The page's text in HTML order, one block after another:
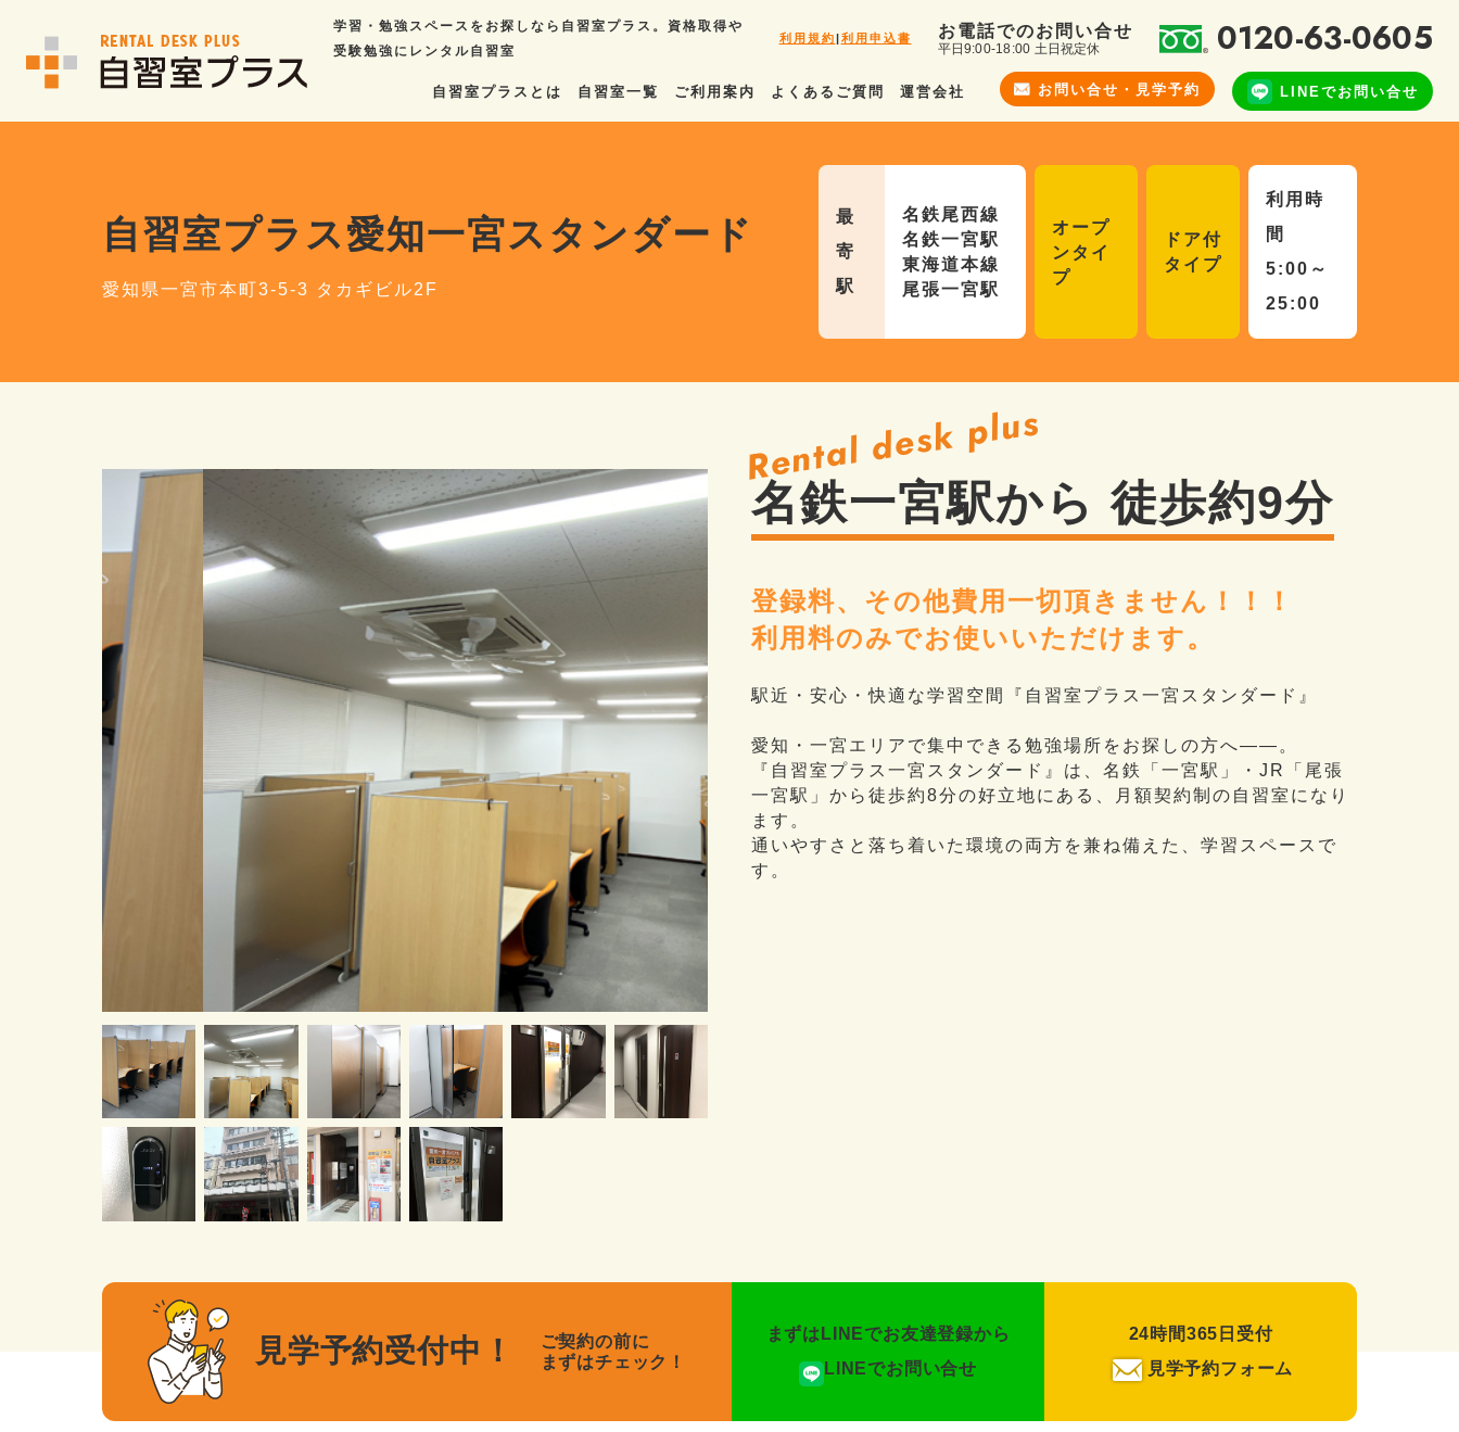
学習・勉強スペースをお探しなら自習室プラス。資格取得や
受験勉強にレンタル自習室
利用規約|利用申込書 お電話でのお問い合せ
平日9:00-18:00 土日祝定休 0120-63-0605
自習室プラスとは 自習室一覧 ご利用案内 よくあるご質問 運営会社 お問い合せ・ 見学予約 LINEでお問い合せ
自習室プラス愛知一宮スタンダード
愛知県一宮市本町3-5-3 タカギビル2F
最
寄
駅
名鉄尾西線
名鉄一宮駅
東海道本線
尾張一宮駅
オープ
ンタイ
プ
ドア付
タイプ
利用時
間
5:00～
25:00
Rental desk plus
名鉄一宮駅から 徒歩約9分
登録料、その他費用一切頂きません！！！
利用料のみでお使いいただけます。
駅近・安心・快適な学習空間『自習室プラス一宮スタンダード』
愛知・一宮エリアで集中できる勉強場所をお探しの方へ――。
『自習室プラス一宮スタンダード』は、名鉄「一宮駅」・JR「尾張
一宮駅」から徒歩約8分の好立地にある、月額契約制の自習室になり
ます。
通いやすさと落ち着いた環境の両方を兼ね備えた、学習スペースで
す。
見学予約受付中！
ご契約の前に
まずはチェック！
まずはLINEでお友達登録から
LINEでお問い合せ
24時間365日受付
見学予約フォーム